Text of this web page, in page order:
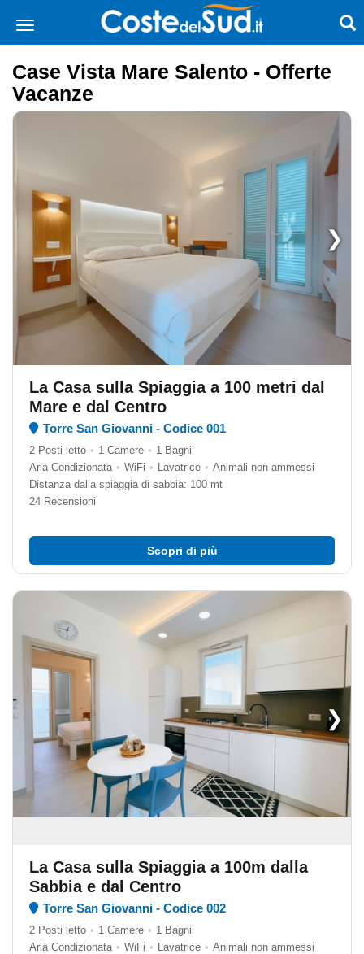
Case Vista Mare Salento - Offerte
Vacanze
❯
La Casa sulla Spiaggia a 100 metri dal
Mare e dal Centro
Torre San Giovanni - Codice 001
2 Posti letto • 1 Camere • 1 Bagni
Aria Condizionata • WiFi • Lavatrice • Animali non ammessi
Distanza dalla spiaggia di sabbia: 100 mt
24 Recensioni
Scopri di più
❯
La Casa sulla Spiaggia a 100m dalla
Sabbia e dal Centro
Torre San Giovanni - Codice 002
2 Posti letto • 1 Camere • 1 Bagni
Aria Condizionata • WiFi • Lavatrice • Animali non ammessi